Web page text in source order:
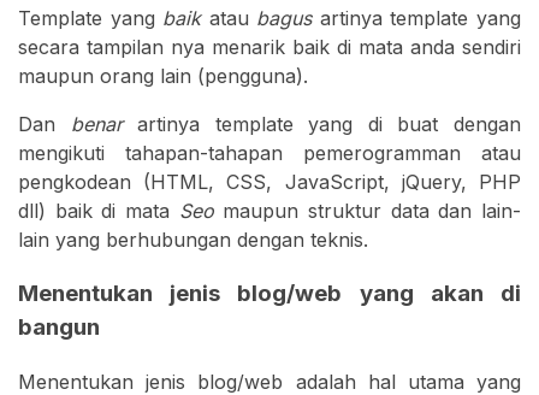
Template yang baikatau bagusartinya template yang
secara tampilan nya menarik baik di mata anda sendiri
maupun orang lain (pengguna).
Dan benarartinya template yang di buat dengan
mengikuti tahapan-tahapan pemerogramman atau
pengkodean (HTML, CSS, JavaScript, jQuery, PHP
dll) baik di mata Seomaupun struktur data dan lain-
lain yang berhubungan dengan teknis.
Menentukan jenis blog/web yang akan di
bangun
Menentukan jenis blog/web adalah hal utama yang